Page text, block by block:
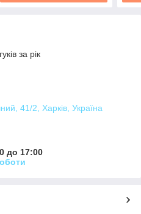
за рік
41/2, Харків, Україна
до 17:00